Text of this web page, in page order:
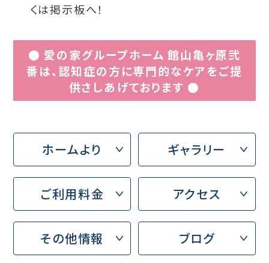
くは掲示板へ！
● 愛の家グループホーム 館山亀ヶ原弐
番は、認知症の方に専門的なケアをご提
供さしあげております ●
ホームより ギャラリー
ご利用料金 アクセス
その他情報 ブログ